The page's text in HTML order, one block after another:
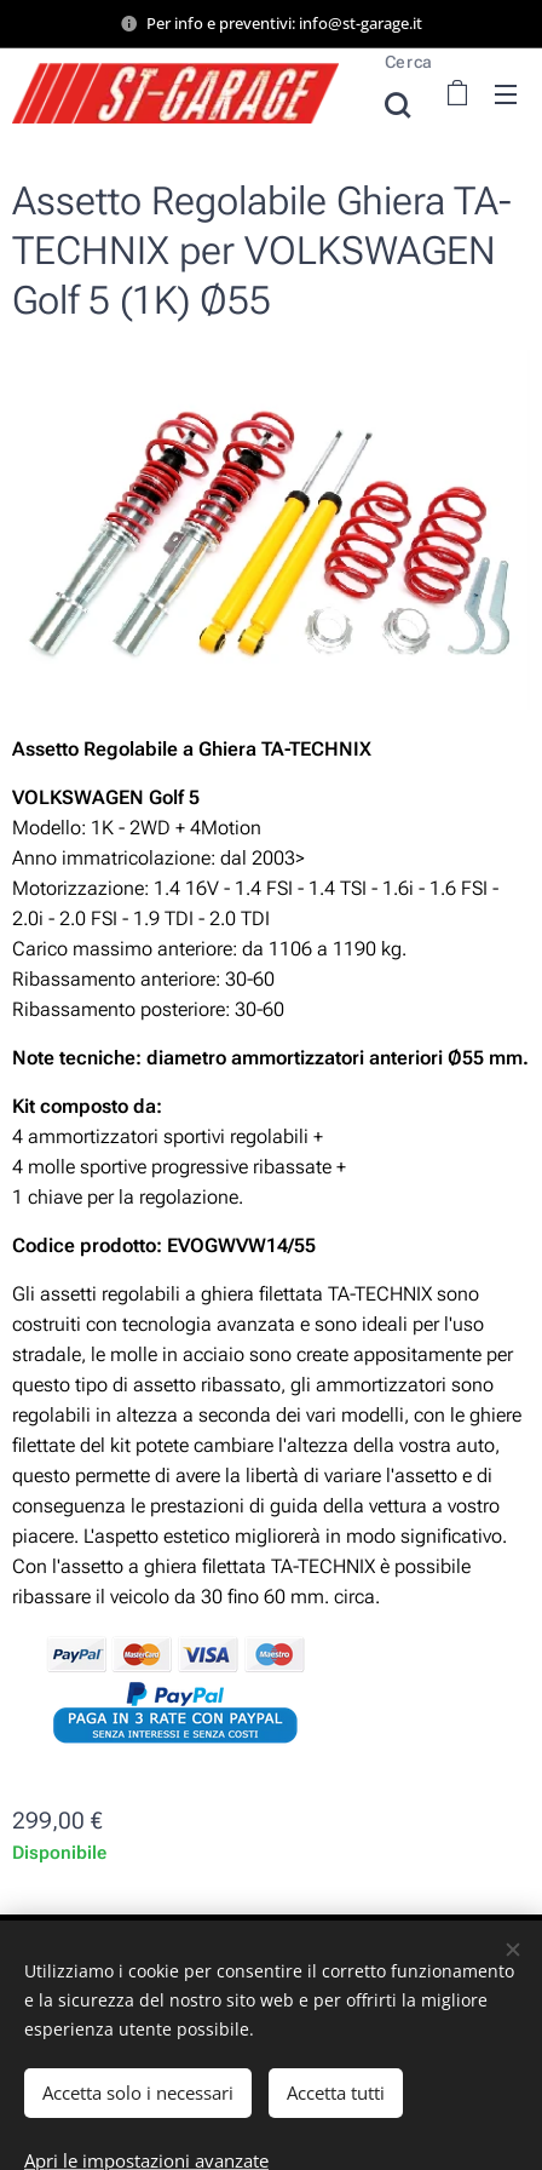
Per info e preventivi: info@st-garage.it
Cerca
Assetto Regolabile Ghiera TA-
TECHNIX per VOLKSWAGEN
Golf 5 (1K) Ø55
Assetto Regolabile a Ghiera TA-TECHNIX
VOLKSWAGEN Golf5
Modello: 1K - 2WD + 4Motion
Anno immatricolazione: dal 2003>
Motorizzazione: 1.4 16V - 1.4 FSI - 1.4 TSI - 1.6i - 1.6 FSI -
2.0i - 2.0 FSI - 1.9 TDI - 2.0 TDI
Carico massimo anteriore: da 1106 a 1190 kg.
Ribassamento anteriore: 30-60
Ribassamento posteriore: 30-60
Note tecniche: diametro ammortizzatori anteriori Ø55 mm.
Kit composto da:
4 ammortizzatori sportivi regolabili +
4 molle sportive progressive ribassate +
1 chiave per la regolazione.
Codice prodotto: EVOGWVW14/55
Gli assetti regolabili a ghiera filettata TA-TECHNIX sono
costruiti con tecnologia avanzata e sono ideali per l'uso
stradale, le molle in acciaio sono create appositamente per
questo tipo di assetto ribassato, gli ammortizzatori sono
regolabili in altezza a seconda dei vari modelli, con le ghiere
filettate del kit potete cambiare l'altezza della vostra auto,
questo permette di avere la libertà di variare l'assetto e di
conseguenza le prestazioni di guida della vettura a vostro
piacere. L'aspetto estetico migliorerà in modo significativo.
Con l'assetto a ghiera filettata TA-TECHNIX è possibile
ribassare il veicolo da 30 fino 60 mm. circa.
299,00 €
Disponibile
Aggiungi al carrello
10128 - Torino (TO) - P. iva: 10161030019
© 2024 ST-GARAGE All Rights Reserved
Cookies
Utilizziamo i cookie per consentire il corretto funzionamento
e la sicurezza del nostro sito web e per offrirti la migliore
esperienza utente possibile.
Accetta solo i necessari Accetta tutti
Apri le impostazioni avanzate